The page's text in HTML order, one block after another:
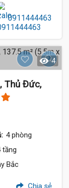
0911444463
4
Thủ Đức,
4 phòng
tầng
Bắc
Chia sẻ